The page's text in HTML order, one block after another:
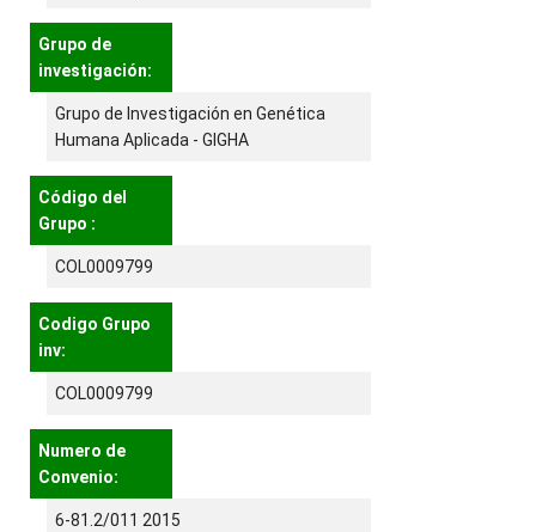
Grupo de
investigación:
Grupo de Investigación en Genética
Humana Aplicada - GIGHA
Código del
Grupo :
COL0009799
Codigo Grupo
inv:
COL0009799
Numero de
Convenio:
6-81.2/011 2015